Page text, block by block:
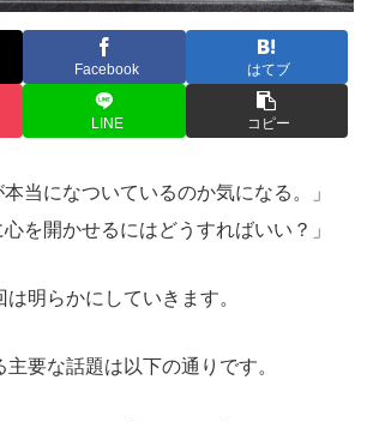
Facebook はてブ
LINE コピー
本当になついているのか気になる。」
心を開かせるにはどうすればいい？」
明らかにしていきます。
要な話題は以下の通りです。